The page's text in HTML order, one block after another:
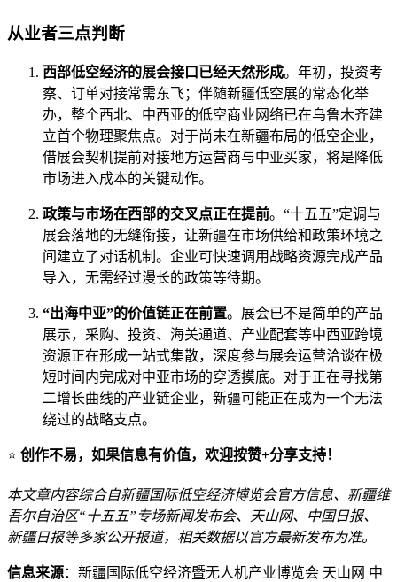
从业者三点判断
西部低空经济的展会接口已经天然形成。年初，投资考
察、订单对接常需东飞；伴随新疆低空展的常态化举
办，整个西北、中西亚的低空商业网络已在乌鲁木齐建
立首个物理聚焦点。对于尚未在新疆布局的低空企业，
借展会契机提前对接地方运营商与中亚买家，将是降低
市场进入成本的关键动作。
政策与市场在西部的交叉点正在提前。“十五五”定调与
展会落地的无缝衔接，让新疆在市场供给和政策环境之
间建立了对话机制。企业可快速调用战略资源完成产品
导入，无需经过漫长的政策等待期。
“出海中亚”的价值链正在前置。展会已不是简单的产品
展示，采购、投资、海关通道、产业配套等中西亚跨境
资源正在形成一站式集散，深度参与展会运营洽谈在极
短时间内完成对中亚市场的穿透摸底。对于正在寻找第
二增长曲线的产业链企业，新疆可能正在成为一个无法
绕过的战略支点。
⭐ 创作不易，如果信息有价值，欢迎按赞+分享支持！
本文章内容综合自新疆国际低空经济博览会官方信息、新疆维
吾尔自治区“十五五”专场新闻发布会、天山网、中国日报、
新疆日报等多家公开报道，相关数据以官方最新发布为准。
信息来源：新疆国际低空经济暨无人机产业博览会 天山网 中